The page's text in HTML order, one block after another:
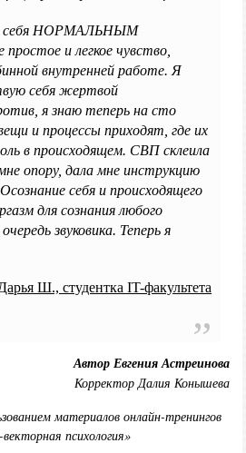
себя НОРМАЛЬНЫМ
и легкое чувство,
внутренней работе. Я
себя жертвой
я знаю теперь на сто
и процессы приходят, где их
в происходящем. СВП склеила
опору, дала мне инструкцию
себя и происходящего
для сознания любого
звуковика. Теперь я
Ш., студентка IT-факультета
Автор Евгения Астреинова
Корректор Далия Конышева
материалов онлайн-тренингов
психология»